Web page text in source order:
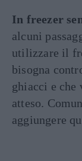
In freezer
alcuni
utilizzare il
bisogna
ghiacci e che
atteso.
aggiungere